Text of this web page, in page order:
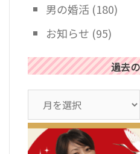
男の婚活 (180)
お知らせ (95)
過去
ー
カ